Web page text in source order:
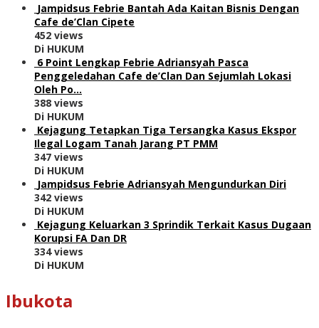
Jampidsus Febrie Bantah Ada Kaitan Bisnis Dengan
Cafe de’Clan Cipete
452 views
Di HUKUM
6 Point Lengkap Febrie Adriansyah Pasca
Penggeledahan Cafe de’Clan Dan Sejumlah Lokasi
Oleh Po…
388 views
Di HUKUM
Kejagung Tetapkan Tiga Tersangka Kasus Ekspor
Ilegal Logam Tanah Jarang PT PMM
347 views
Di HUKUM
Jampidsus Febrie Adriansyah Mengundurkan Diri
342 views
Di HUKUM
Kejagung Keluarkan 3 Sprindik Terkait Kasus Dugaan
Korupsi FA Dan DR
334 views
Di HUKUM
Ibukota